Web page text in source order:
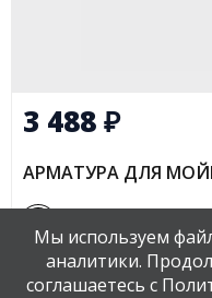
3 488₽
АРМАТУРА ДЛЯ
В наличии
Мы используем
аналитики.
соглашаетесь с